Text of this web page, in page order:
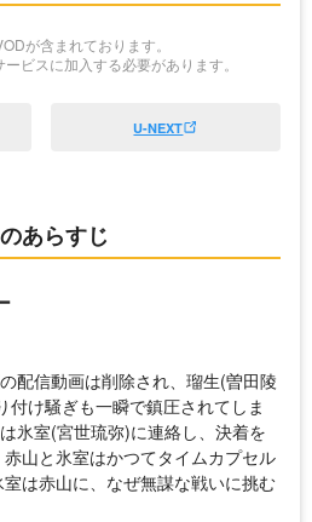
が含まれております。
ビスに加入する必要があります。
U-NEXT
あらすじ
配信動画は削除され、瑠生(曽田陵
付け騒ぎも一瞬で鎮圧されてしま
氷室(宮世琉弥)に連絡し、決着を
山と氷室はかつてタイムカプセル
は赤山に、なぜ無謀な戦いに挑む